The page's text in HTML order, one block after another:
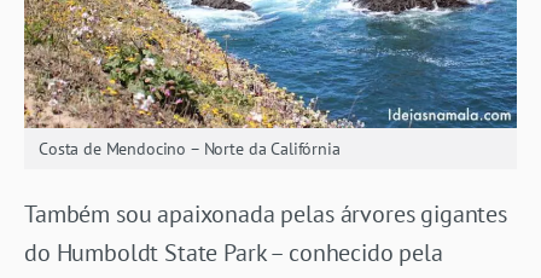
Costa de Mendocino – Norte da Califórnia
Também sou apaixonada pelas árvores gigantes
do Humboldt State Park – conhecido pela